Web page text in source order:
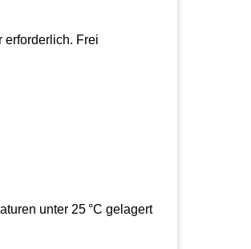
erforderlich. Frei
unter 25 °C gelagert